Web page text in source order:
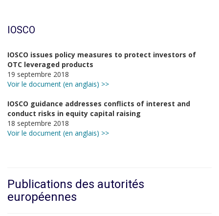
IOSCO
IOSCO issues policy measures to protect investors of
OTC leveraged products
19 septembre 2018
Voir le document (en anglais) >>
IOSCO guidance addresses conflicts of interest and
conduct risks in equity capital raising
18 septembre 2018
Voir le document (en anglais) >>
Publications des autorités
européennes